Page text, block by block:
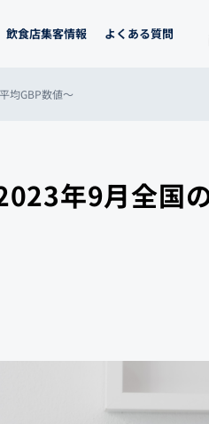
飲食店集客情報 よくある質問
均GBP数値～
年9月全国